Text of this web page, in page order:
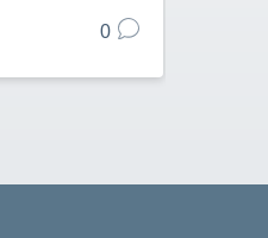
0